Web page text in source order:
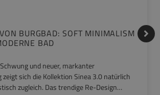
BURGBAD: SOFT MINIMALISM
BAD
und neuer, markanter
sich die Kollektion Sinea 3.0 natürlich
zugleich. Das trendige Re-Design…